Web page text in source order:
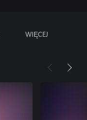
WIĘCEJ